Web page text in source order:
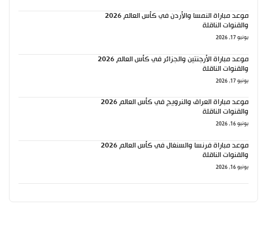
موعد مباراة النمسا والأردن في كأس العالم 2026
والقنوات الناقلة
يونيو 17, 2026
موعد مباراة الأرجنتين والجزائر في كأس العالم 2026
والقنوات الناقلة
يونيو 17, 2026
موعد مباراة العراق والنرويج في كأس العالم 2026
والقنوات الناقلة
يونيو 16, 2026
موعد مباراة فرنسا والسنغال في كأس العالم 2026
والقنوات الناقلة
يونيو 16, 2026